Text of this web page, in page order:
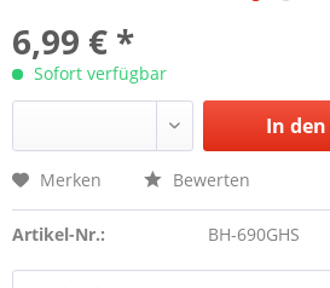
6,99 € *
Sofort verfügbar
In den
Merken Bewerten
Artikel-Nr.: BH-690GHS